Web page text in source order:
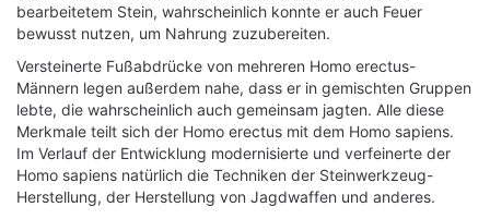
bearbeitetem Stein, wahrscheinlich konnte er auch Feuer
bewusst nutzen, um Nahrung zuzubereiten.
Versteinerte Fußabdrücke von mehreren Homo erectus-
Männern legen außerdem nahe, dass er in gemischten Gruppen
lebte, die wahrscheinlich auch gemeinsam jagten. Alle diese
Merkmale teilt sich der Homo erectus mit dem Homo sapiens.
Im Verlauf der Entwicklung modernisierte und verfeinerte der
Homo sapiens natürlich die Techniken der Steinwerkzeug-
Herstellung, der Herstellung von Jagdwaffen und anderes.